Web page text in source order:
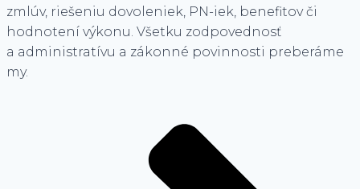
zmlúv, riešeniu dovoleniek, PN-iek, benefitov či
hodnotení výkonu. Všetku zodpovednosť
a administratívu a zákonné povinnosti preberáme
my.